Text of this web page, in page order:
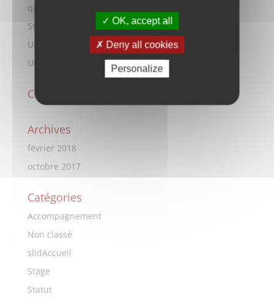
quartiers
Statut de salarié
Un stage
Un accompagnement
Commentaires récents
Archives
février 2018
octobre 2017
Catégories
Accompagnement
Non classé
slidAccueil
Stage
Statut
OK, accept all
Deny all cookies
Personalize